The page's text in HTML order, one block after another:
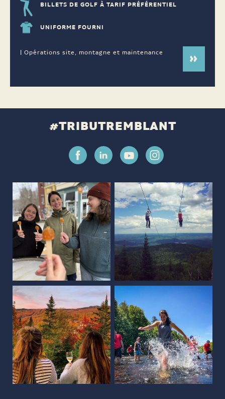
BILLETS DE GOLF À TARIF PRÉFÉRENTIEL
UNIFORME FOURNI
| Opérations site, montagne et maintenance
#TRIBUTREMBLANT